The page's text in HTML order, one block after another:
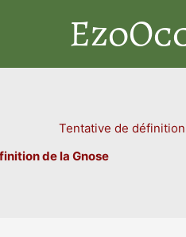
Tentative de
de la Gnose